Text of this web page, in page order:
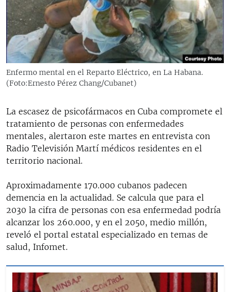
RADIO MARTÍ
ESPECIALES
ESPECIALES
LA REALIDAD DE LA VIVIENDA EN CUBA
SER VIEJO EN CUBA
LOS SANTOS DE HIALEAH
DESINFORMACIÓN RUSA EN AMÉRICA LATINA
LA INVASIÓN DE RUSIA A UCRANIA
MULTIMEDIA
EDITORIALES
Enfermo mental en el Reparto Eléctrico, en La Habana.
(Foto:Ernesto Pérez Chang/Cubanet)
La escasez de psicofármacos en Cuba compromete el
tratamiento de personas con enfermedades
mentales, alertaron este martes en entrevista con
Radio Televisión Martí médicos residentes en el
territorio nacional.
Aproximadamente 170.000 cubanos padecen
demencia en la actualidad. Se calcula que para el
2030 la cifra de personas con esa enfermedad podría
alcanzar los 260.000, y en el 2050, medio millón,
reveló el portal estatal especializado en temas de
salud, Infomet.